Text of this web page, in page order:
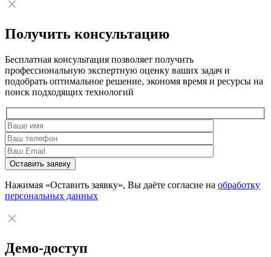
Получить консультацию
Бесплатная консультация позволяет получить
профессиональную экспертную оценку ваших задач и
подобрать оптимальное решение, экономя время и ресурсы на
поиск подходящих технологий
Нажимая «Оставить заявку», Вы даёте согласие на обработку
персональных данных
Демо-доступ